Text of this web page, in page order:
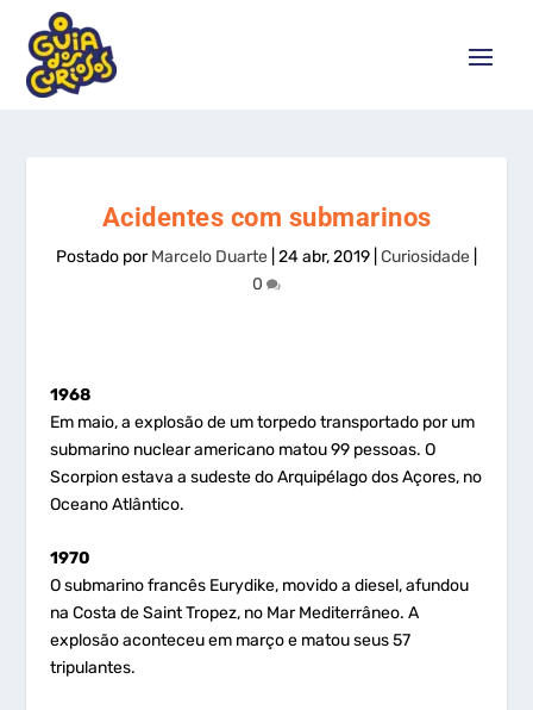
Acidentes com submarinos
Postado porMarcelo Duarte 24 abr, 2019 Curiosidade
0
1968
Em maio, a explosão de um torpedo transportado por um
submarino nuclear americano matou 99 pessoas. O
Scorpion estava a sudeste do Arquipélago dos Açores, no
Oceano Atlântico.
1970
O submarino francês Eurydike, movido a diesel, afundou
na Costa de Saint Tropez, no Mar Mediterrâneo. A
explosão aconteceu em março e matou seus 57
tripulantes.